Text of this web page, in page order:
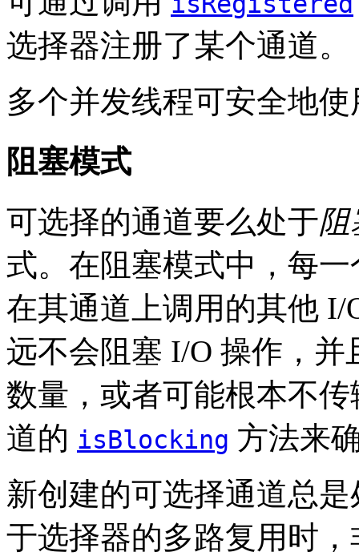
选择器注册了某个通道。
多个并发线程可安全地
阻塞模式
可选择的通道要么处于阻
式。在阻塞模式中，每
在其通道上调用的其他 I/
远不会阻塞 I/O 操作，
数量，或者可能根本不
道的 isBlocking 方法来
新创建的可选择通道总
于选择器的多路复用时